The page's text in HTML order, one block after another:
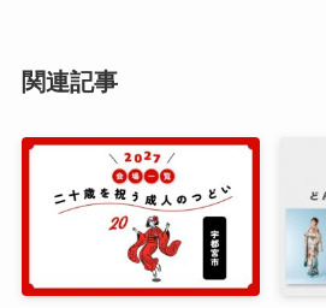
関連記事